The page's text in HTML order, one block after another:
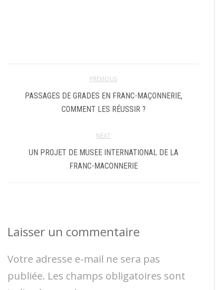
PREVIOUS
PASSAGES DE GRADES EN FRANC-MAÇONNERIE,
COMMENT LES RÉUSSIR ?
NEXT
UN PROJET DE MUSEE INTERNATIONAL DE LA
FRANC-MACONNERIE
Laisser un commentaire
Votre adresse e-mail ne sera pas
publiée. Les champs obligatoires sont